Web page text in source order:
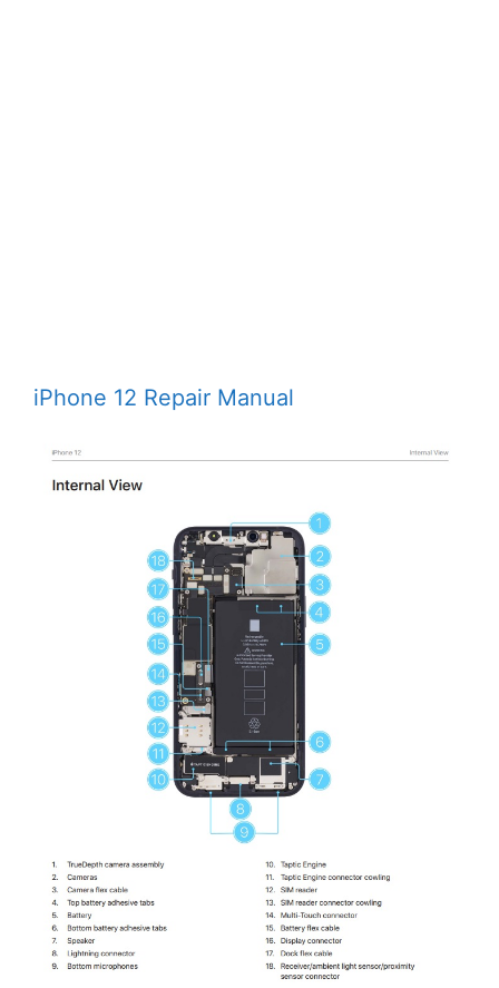
iPhone 12 Repair Manual